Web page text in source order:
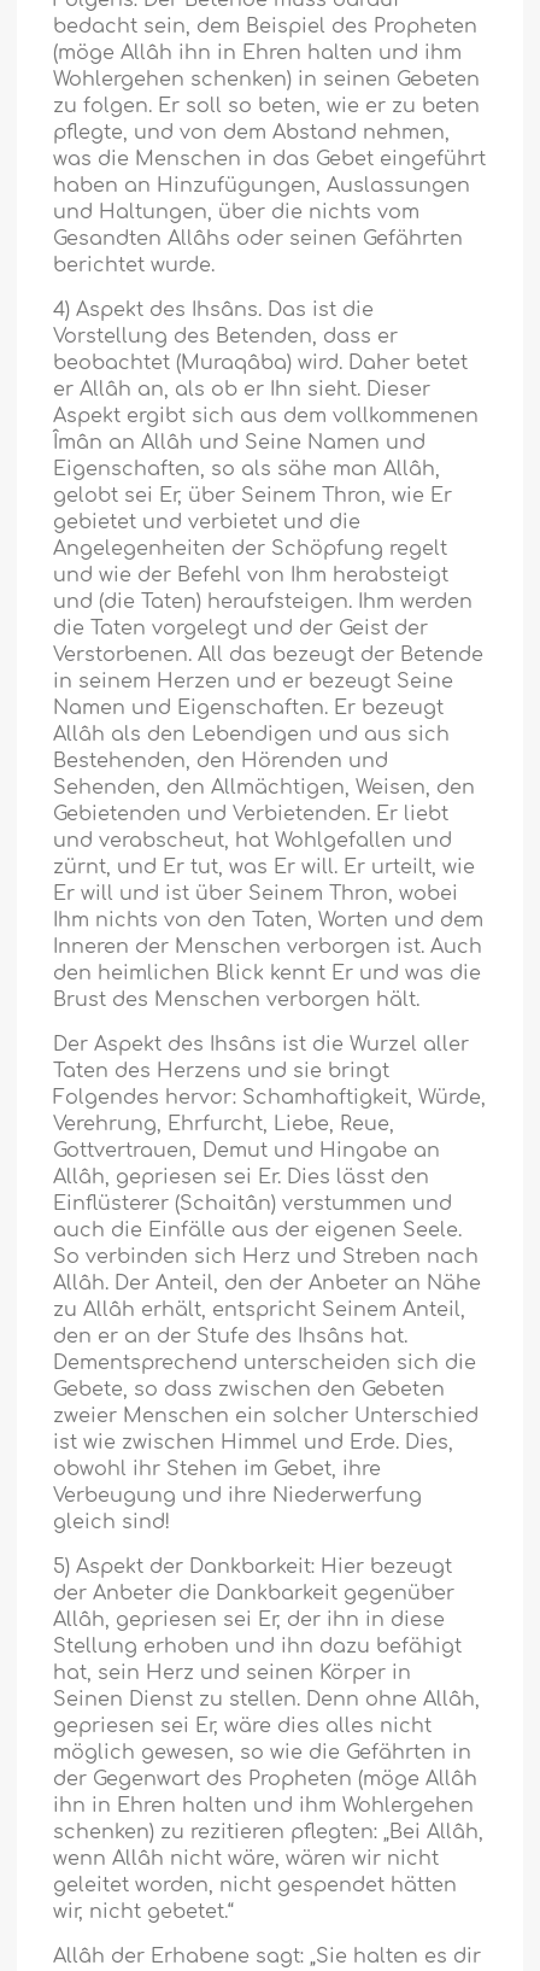
bedacht sein, dem Beispiel des Propheten
(möge Allâh ihn in Ehren halten und ihm
Wohlergehen schenken) in seinen Gebeten
zu folgen. Er soll so beten, wie er zu beten
pflegte, und von dem Abstand nehmen,
was die Menschen in das Gebet eingeführt
haben an Hinzufügungen, Auslassungen
und Haltungen, über die nichts vom
Gesandten Allâhs oder seinen Gefährten
berichtet wurde.
4) Aspekt des Ihsâns. Das ist die
Vorstellung des Betenden, dass er
beobachtet (Muraqâba) wird. Daher betet
er Allâh an, als ob er Ihn sieht. Dieser
Aspekt ergibt sich aus dem vollkommenen
Îmân an Allâh und Seine Namen und
Eigenschaften, so als sähe man Allâh,
gelobt sei Er, über Seinem Thron, wie Er
gebietet und verbietet und die
Angelegenheiten der Schöpfung regelt
und wie der Befehl von Ihm herabsteigt
und (die Taten) heraufsteigen. Ihm werden
die Taten vorgelegt und der Geist der
Verstorbenen. All das bezeugt der Betende
in seinem Herzen und er bezeugt Seine
Namen und Eigenschaften. Er bezeugt
Allâh als den Lebendigen und aus sich
Bestehenden, den Hörenden und
Sehenden, den Allmächtigen, Weisen, den
Gebietenden und Verbietenden. Er liebt
und verabscheut, hat Wohlgefallen und
zürnt, und Er tut, was Er will. Er urteilt, wie
Er will und ist über Seinem Thron, wobei
Ihm nichts von den Taten, Worten und dem
Inneren der Menschen verborgen ist. Auch
den heimlichen Blick kennt Er und was die
Brust des Menschen verborgen hält.
Der Aspekt des Ihsâns ist die Wurzel aller
Taten des Herzens und sie bringt
Folgendes hervor: Schamhaftigkeit, Würde,
Verehrung, Ehrfurcht, Liebe, Reue,
Gottvertrauen, Demut und Hingabe an
Allâh, gepriesen sei Er. Dies lässt den
Einflüsterer (Schaitân) verstummen und
auch die Einfälle aus der eigenen Seele.
So verbinden sich Herz und Streben nach
Allâh. Der Anteil, den der Anbeter an Nähe
zu Allâh erhält, entspricht Seinem Anteil,
den er an der Stufe des Ihsâns hat.
Dementsprechend unterscheiden sich die
Gebete, so dass zwischen den Gebeten
zweier Menschen ein solcher Unterschied
ist wie zwischen Himmel und Erde. Dies,
obwohl ihr Stehen im Gebet, ihre
Verbeugung und ihre Niederwerfung
gleich sind!
5) Aspekt der Dankbarkeit: Hier bezeugt
der Anbeter die Dankbarkeit gegenüber
Allâh, gepriesen sei Er, der ihn in diese
Stellung erhoben und ihn dazu befähigt
hat, sein Herz und seinen Körper in
Seinen Dienst zu stellen. Denn ohne Allâh,
gepriesen sei Er, wäre dies alles nicht
möglich gewesen, so wie die Gefährten in
der Gegenwart des Propheten (möge Allâh
ihn in Ehren halten und ihm Wohlergehen
schenken) zu rezitieren pflegten: „Bei Allâh,
wenn Allâh nicht wäre, wären wir nicht
geleitet worden, nicht gespendet hätten
wir, nicht gebetet.“
Allâh der Erhabene sagt: „Sie halten es dir